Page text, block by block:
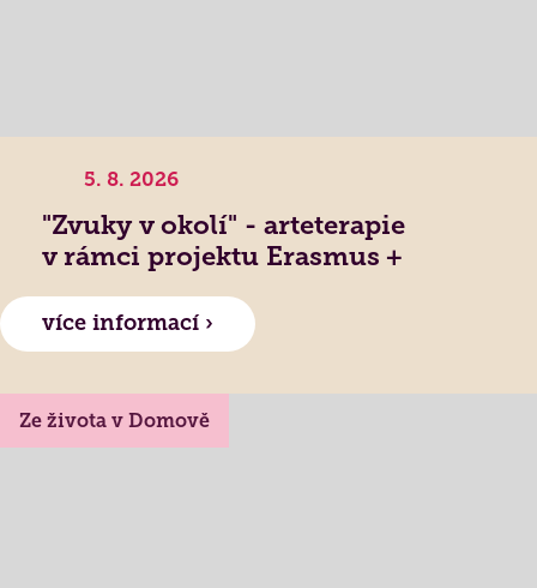
5. 8. 2026
"Zvuky v okolí" - arteterapie
v rámci projektu Erasmus +
více informací ›
Ze života v Domově